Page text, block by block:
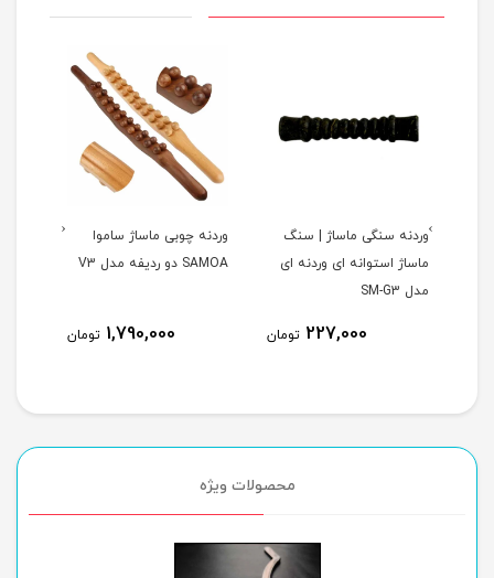
وردنه سنگی ماساژ | سنگ
ماساژ استوانه ای وردنه ای
مدل SM-G3
227,000 تومان
وردنه چوبی ماساژ ساموا
SAMOA دو ردیفه مدل V3
1,790,000 تومان
‹ ›
محصولات ویژه